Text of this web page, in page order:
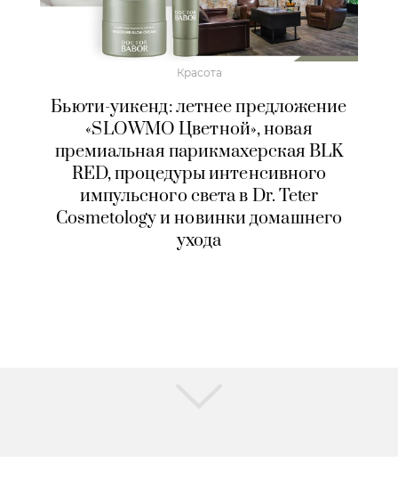
Красота
Бьюти-уикенд: летнее предложение
«SLOWMO Цветной», новая
премиальная парикмахерская BLK
RED, процедуры интенсивного
импульсного света в Dr. Teter
Cosmetology и новинки домашнего
ухода